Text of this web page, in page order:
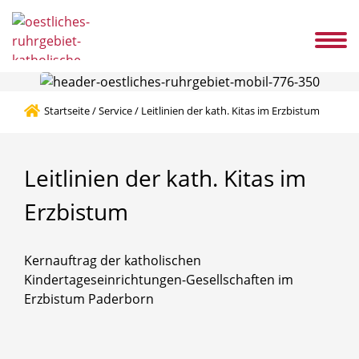
ServiceAnsprechpartner
Startseite/Service/ Leitlinien der kath. Kitas im Erzbistum
Leitlinien der kath. Kitas im
Erzbistum
Kernauftrag der katholischen
Kindertageseinrichtungen-Gesellschaften im
Erzbistum Paderborn